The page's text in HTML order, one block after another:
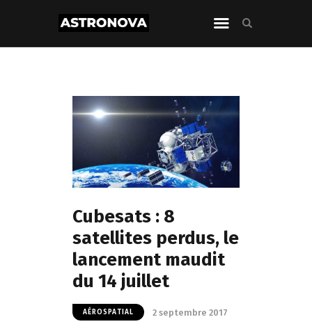
Cubesats : 8
satellites perdus, le
lancement maudit
du 14 juillet
AÉROSPATIAL 2 septembre 2017